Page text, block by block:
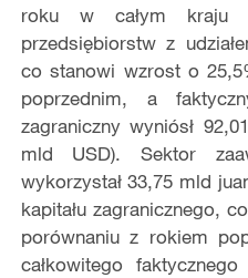
roku w całym kraju
przedsiębiorstw z
co stanowi wzrost o
poprzednim, a
zagraniczny wyniósł
mld USD). Sektor
wykorzystał 33,75 mld
kapitału zagranicznego,
porównaniu z rokiem
całkowitego faktycznego